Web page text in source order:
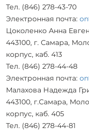
Тел. (846) 278-43-70
Электронная почта:
Цоколенко Анна
443100, г. Самара,
корпус, каб. 413
Тел. (846) 278-44-48
Электронная почта:
Малахова Надежда
443100, г.Самара,
корпус, каб. 405
Тел. (846) 278-44-81